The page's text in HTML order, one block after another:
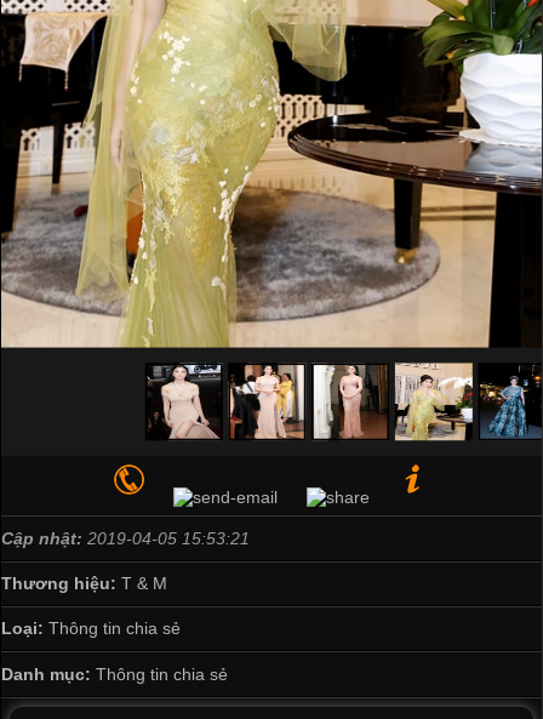
Cập nhật: 2019-04-05 15:53:21
Thương hiệu: T & M
Loại: Thông tin chia sẻ
Danh mục: Thông tin chia sẻ